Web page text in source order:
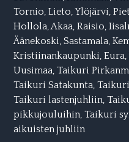
Tornio,Lieto,Ylöjärvi,
Hollola,Akaa,Raisio,
Äänekoski,Sastamala,
Kristiinankaupunki,Eura,
Uusimaa,Taikuri
Taikuri Satakunta,
Taikuri lastenjuhliin,
pikkujouluihin,Taikuri
aikuisten juhliin